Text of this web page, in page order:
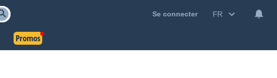
Se connecter FR
Promos